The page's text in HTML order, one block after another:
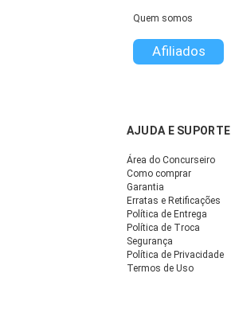
Quem somos
Afiliados
AJUDA E SUPORTE
Área do Concurseiro
Como comprar
Garantia
Erratas e Retificações
Política de Entrega
Política de Troca
Segurança
Política de Privacidade
Termos de Uso